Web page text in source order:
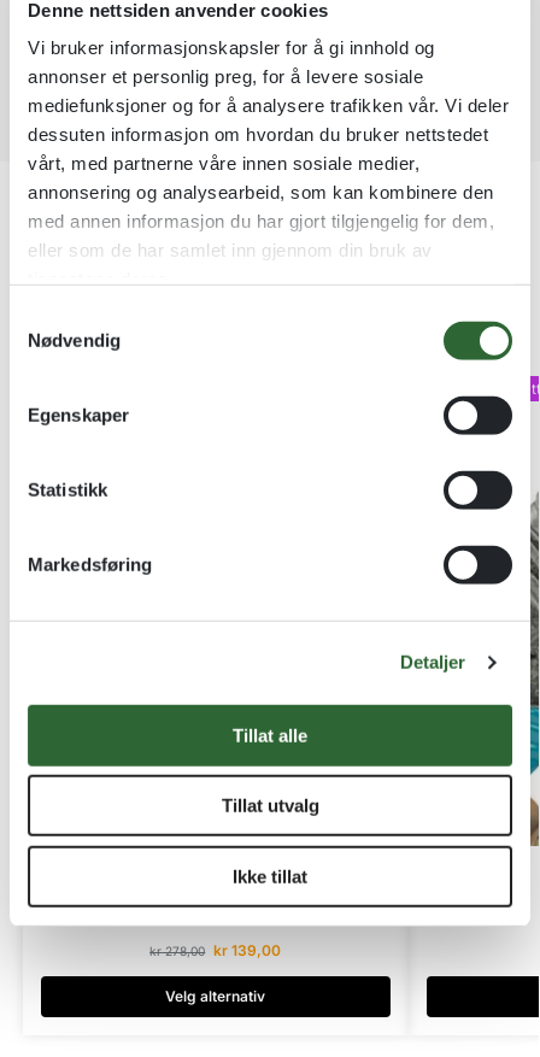
Denne nettsiden anvender cookies
Vi bruker informasjonskapsler for å gi innhold og
annonser et personlig preg, for å levere sosiale
mediefunksjoner og for å analysere trafikken vår. Vi deler
dessuten informasjon om hvordan du bruker nettstedet
vårt, med partnerne våre innen sosiale medier,
annonsering og analysearbeid, som kan kombinere den
med annen informasjon du har gjort tilgjengelig for dem,
eller som de har samlet inn gjennom din bruk av
Nødvendig
Egenskaper
Statistikk
Markedsføring
Detaljer
Tillat alle
Tillat utvalg
Ikke tillat
Produktnummer: 9910 - svømming
Kategorier: Diplomer
Stikkord: Diplomer, Hallsport,PLAKETTER, SPORT,
Svømming, TILBUD,Varer med kvantumsrabatt
Svømming Dame – Metallfigur
Svømmestautett i metall
kr278,00 kr 139,00
Velg alternativ
Kvantumsrabatt